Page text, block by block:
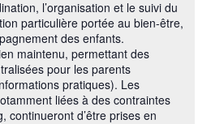
l’organisation et le suivi du
particulière portée au bien-être,
des enfants.
maintenu, permettant des
pour les parents
pratiques). Les
liées à des contraintes
continueront d’être prises en